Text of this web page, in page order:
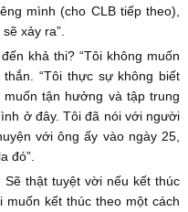
mình (cho CLB tiếp theo),
xảy ra”.
khả thi? “Tôi không muốn
“Tôi thực sự không biết
tận hưởng và tập trung
ở đây. Tôi đã nói với người
với ông ấy vào ngày 25,
đó”.
thật tuyệt vời nếu kết thúc
kết thúc theo một cách